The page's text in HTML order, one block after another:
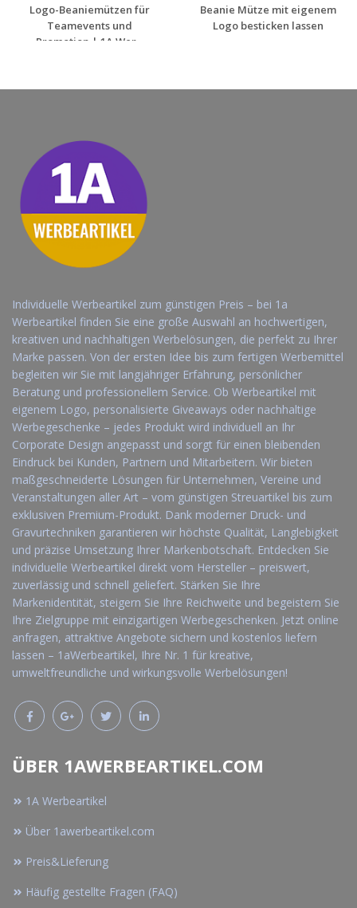
Logo-Beaniemützen für
Teamevents und
Promotion | 1A Wer...
Beanie Mütze mit eigenem
Logo besticken lassen
Individuelle Werbeartikel zum günstigen Preis – bei 1a
Werbeartikel finden Sie eine große Auswahl an hochwertigen,
kreativen und nachhaltigen Werbelösungen, die perfekt zu Ihrer
Marke passen. Von der ersten Idee bis zum fertigen Werbemittel
begleiten wir Sie mit langjähriger Erfahrung, persönlicher
Beratung und professionellem Service. Ob Werbeartikel mit
eigenem Logo, personalisierte Giveaways oder nachhaltige
Werbegeschenke – jedes Produkt wird individuell an Ihr
Corporate Design angepasst und sorgt für einen bleibenden
Eindruck bei Kunden, Partnern und Mitarbeitern. Wir bieten
maßgeschneiderte Lösungen für Unternehmen, Vereine und
Veranstaltungen aller Art – vom günstigen Streuartikel bis zum
exklusiven Premium-Produkt. Dank moderner Druck- und
Gravurtechniken garantieren wir höchste Qualität, Langlebigkeit
und präzise Umsetzung Ihrer Markenbotschaft. Entdecken Sie
individuelle Werbeartikel direkt vom Hersteller – preiswert,
zuverlässig und schnell geliefert. Stärken Sie Ihre
Markenidentität, steigern Sie Ihre Reichweite und begeistern Sie
Ihre Zielgruppe mit einzigartigen Werbegeschenken. Jetzt online
anfragen, attraktive Angebote sichern und kostenlos liefern
lassen – 1aWerbeartikel, Ihre Nr. 1 für kreative,
umweltfreundliche und wirkungsvolle Werbelösungen!
ÜBER 1AWERBEARTIKEL.COM
1A Werbeartikel
Über 1awerbeartikel.com
Preis&Lieferung
Häufig gestellte Fragen (FAQ)